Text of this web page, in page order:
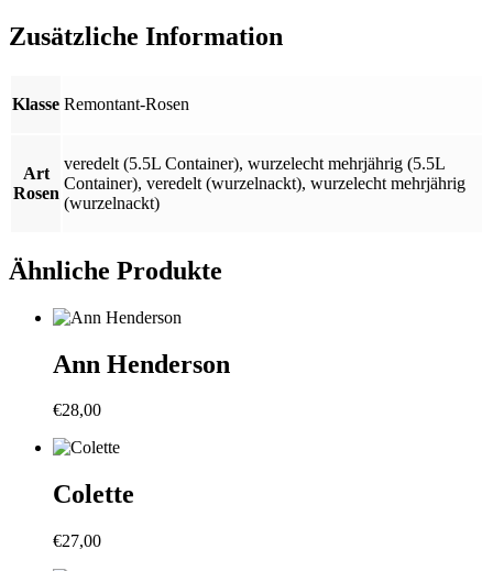
Zusätzliche Information
Klasse Remontant-Rosen
Art
Rosen
veredelt (5.5L Container), wurzelecht mehrjährig (5.5L
Container), veredelt (wurzelnackt), wurzelecht mehrjährig
(wurzelnackt)
Ähnliche Produkte
Ann Henderson
€28,00
Colette
€27,00